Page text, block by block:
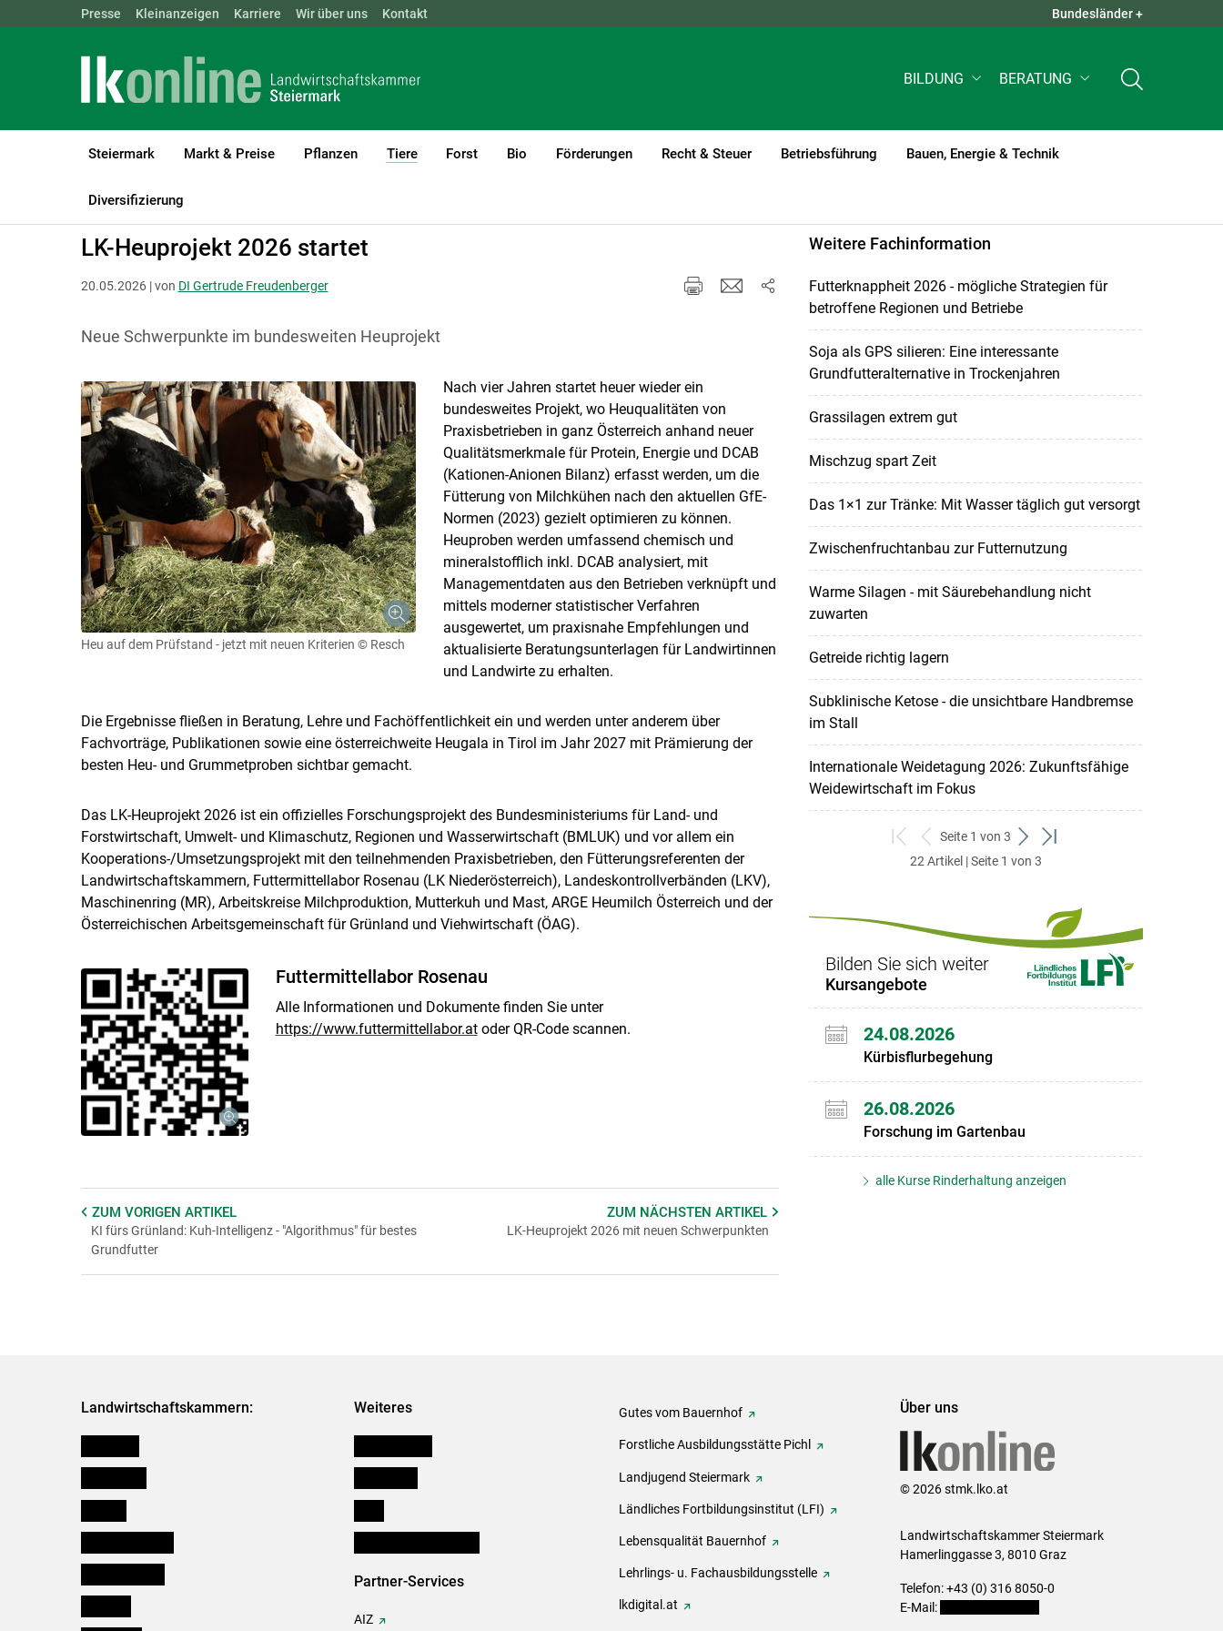
Skip to main content
Landwirtschaftskammern: ÖSTERREICH BGLD KTN NÖ QUICK LINKS +
Presse Kleinanzeigen Karriere Wir über uns Kontakt Bundesländer +
BILDUNG BERATUNG
Steiermark Markt & Preise Pflanzen Tiere
(current)1
Forst Bio Förderungen Recht & Steuer Betriebsführung Bauen, Energie & Technik
Diversifizierung
LK Steiermark Tiere
LK-Heuprojekt 2026 startet
20.05.2026 | von DI Gertrude Freudenberger
Neue Schwerpunkte im bundesweiten Heuprojekt
Heu auf dem Prüfstand - jetzt mit neuen Kriterien © Resch
Nach vier Jahren startet heuer wieder ein
bundesweites Projekt, wo Heuqualitäten von
Praxisbetrieben in ganz Österreich anhand neuer
Qualitätsmerkmale für Protein, Energie und DCAB
(Kationen-Anionen Bilanz) erfasst werden, um die
Fütterung von Milchkühen nach den aktuellen GfE-
Normen (2023) gezielt optimieren zu können.
Heuproben werden umfassend chemisch und
mineralstofflich inkl. DCAB analysiert, mit
Managementdaten aus den Betrieben verknüpft und
mittels moderner statistischer Verfahren
ausgewertet, um praxisnahe Empfehlungen und
aktualisierte Beratungsunterlagen für Landwirtinnen
und Landwirte zu erhalten.
Die Ergebnisse fließen in Beratung, Lehre und Fachöffentlichkeit ein und werden unter anderem über
Fachvorträge, Publikationen sowie eine österreichweite Heugala in Tirol im Jahr 2027 mit Prämierung der
besten Heu- und Grummetproben sichtbar gemacht.
Das LK-Heuprojekt 2026 ist ein offizielles Forschungsprojekt des Bundesministeriums für Land- und
Forstwirtschaft, Umwelt- und Klimaschutz, Regionen und Wasserwirtschaft (BMLUK) und vor allem ein
Kooperations-/Umsetzungsprojekt mit den teilnehmenden Praxisbetrieben, den Fütterungsreferenten der
Landwirtschaftskammern, Futtermittellabor Rosenau (LK Niederösterreich), Landeskontrollverbänden (LKV),
Maschinenring (MR), Arbeitskreise Milchproduktion, Mutterkuh und Mast, ARGE Heumilch Österreich und der
Österreichischen Arbeitsgemeinschaft für Grünland und Viehwirtschaft (ÖAG).
Futtermittellabor Rosenau
Alle Informationen und Dokumente finden Sie unter
https://www.futtermittellabor.atoder QR-Code scannen.
ZUM VORIGEN ARTIKEL
KI fürs Grünland: Kuh-Intelligenz - "Algorithmus" für bestes
Grundfutter
ZUM NÄCHSTENARTIKEL
LK-Heuprojekt 2026 mit neuen Schwerpunkten
Weitere Fachinformation
Futterknappheit 2026 - mögliche Strategien für
betroffene Regionen und Betriebe
Soja als GPS silieren: Eine interessante
Grundfutteralternative in Trockenjahren
Grassilagen extrem gut
Mischzug spart Zeit
Das 1×1 zur Tränke: Mit Wasser täglich gut versorgt
Zwischenfruchtanbau zur Futternutzung
Warme Silagen - mit Säurebehandlung nicht
zuwarten
Getreide richtig lagern
Subklinische Ketose - die unsichtbare Handbremse
im Stall
Internationale Weidetagung 2026: Zukunftsfähige
Weidewirtschaft im Fokus
zum
ersten
zurück
zum
Seite 1 von 3
weiter
zum
zum
22 Artikel | Seite 1 von 3
Bilden Sie sich weiter
Kursangebote
24.08.2026
Kürbisflurbegehung
26.08.2026
Forschung im Gartenbau
alle Kurse Rinderhaltung anzeigen
Landwirtschaftskammern: Weiteres
Partner-Services
AIZ
Gutes vom Bauernhof
Forstliche Ausbildungsstätte Pichl
Landjugend Steiermark
Ländliches Fortbildungsinstitut (LFI)
Lebensqualität Bauernhof
Lehrlings- u. Fachausbildungsstelle
lkdigital.at
Über uns
© 2026 stmk.lko.at
Landwirtschaftskammer Steiermark
Hamerlinggasse 3, 8010 Graz
Telefon: +43 (0) 316 8050-0
E-Mail: